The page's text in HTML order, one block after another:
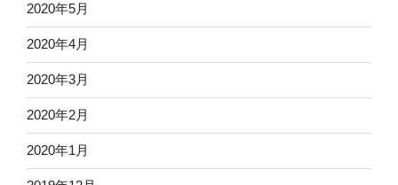
2020年5月
2020年4月
2020年3月
2020年2月
2020年1月